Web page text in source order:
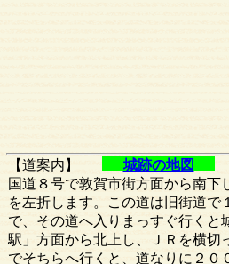
城跡の地図
【道案内】
国道８号で敦賀市街方面から南下
を左折します。この道は旧街道
で、その道へ入りまっすぐ行くと
駅」方面から北上し、ＪＲを横切
でそちらへ行くと、道なりに２